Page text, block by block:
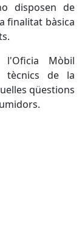
disposen de
finalitat bàsica
Mòbil
tècnics de la
qüestions